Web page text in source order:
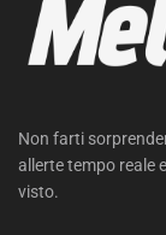
Non farti
allerte tempo reale
visto.